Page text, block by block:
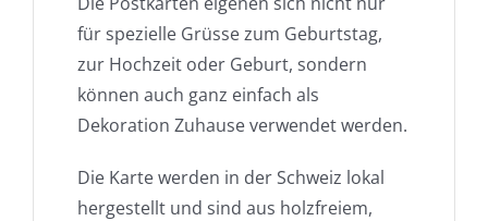
für spezielle Grüsse zum Geburtstag,
zur Hochzeit oder Geburt, sondern
können auch ganz einfach als
Dekoration Zuhause verwendet werden.
Die Karte werden in der Schweiz lokal
hergestellt und sind aus holzfreiem,